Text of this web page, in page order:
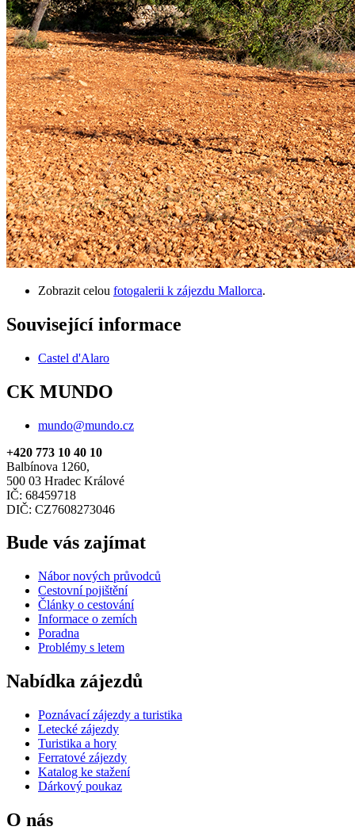
Zobrazit celou fotogalerii k zájezdu Mallorca.
Související informace
Castel d'Alaro
CK MUNDO
mundo@mundo.cz
+420 773 10 40 10
Balbínova 1260,
500 03 Hradec Králové
IČ: 68459718
DIČ: CZ7608273046
Bude vás zajímat
Nábor nových průvodců
Cestovní pojištění
Články o cestování
Informace o zemích
Poradna
Problémy s letem
Nabídka zájezdů
Poznávací zájezdy a turistika
Letecké zájezdy
Turistika a hory
Ferratové zájezdy
Katalog ke stažení
Dárkový poukaz
O nás